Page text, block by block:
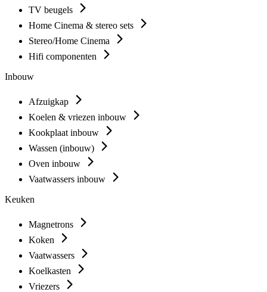
TV beugels
Home Cinema & stereo sets
Stereo/Home Cinema
Hifi componenten
Inbouw
Afzuigkap
Koelen & vriezen inbouw
Kookplaat inbouw
Wassen (inbouw)
Oven inbouw
Vaatwassers inbouw
Keuken
Magnetrons
Koken
Vaatwassers
Koelkasten
Vriezers